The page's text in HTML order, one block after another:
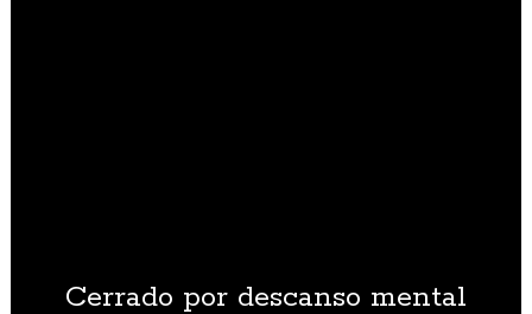
Cerrado por descanso mental